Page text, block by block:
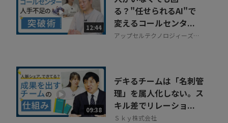
12:44
る？"任せられるAI"で
変えるコールセンタ...
アップセルテクノロジィーズ株
09:38
デキるチームは「名刺管
理」を属人化しない。ス
キル差でリレーショ...
Ｓｋｙ株式会社